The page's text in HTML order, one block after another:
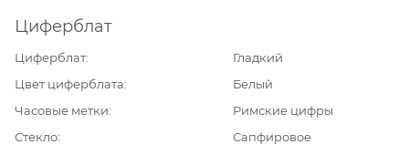
Циферблат
Циферблат
Гладкий
Цвет циферблата
Белый
Часовые метки
Римские цифры
Стекло
Сапфировое